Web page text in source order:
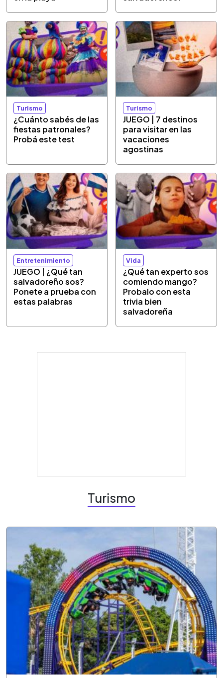
Turismo
¿Cuánto sabés de las
fiestas patronales?
Probá este test
Turismo
JUEGO | 7 destinos
para visitar en las
vacaciones
agostinas
Entretenimiento
JUEGO | ¿Qué tan
salvadoreño sos?
Ponete a prueba con
estas palabras
Vida
¿Qué tan experto sos
comiendo mango?
Probalo con esta
trivia bien
salvadoreña
Turismo